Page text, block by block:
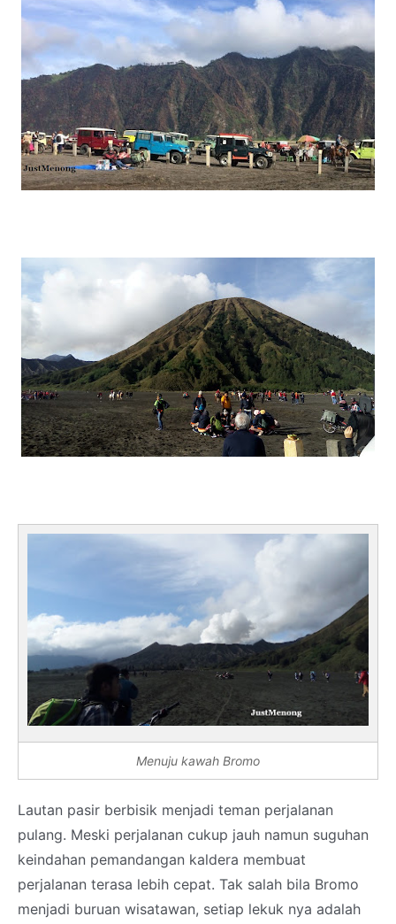
Menuju kawah Bromo
Lautan pasir berbisik menjadi teman perjalanan
pulang. Meski perjalanan cukup jauh namun suguhan
keindahan pemandangan kaldera membuat
perjalanan terasa lebih cepat. Tak salah bila Bromo
menjadi buruan wisatawan, setiap lekuk nya adalah